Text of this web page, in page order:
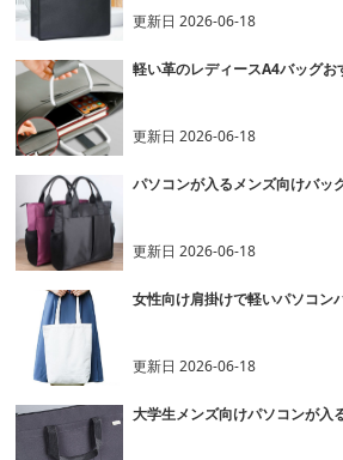
更新日2026-06-18
軽い革のレディースA4バッグお
更新日2026-06-18
パソコンが入るメンズ向けバッ
更新日2026-06-18
女性向け肩掛けで軽いパソコン
更新日2026-06-18
大学生メンズ向けパソコンが入